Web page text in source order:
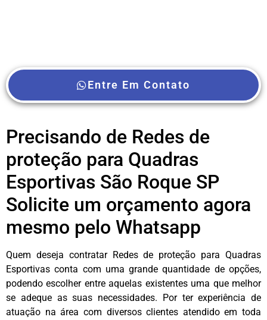
Entre Em Contato
Precisando de Redes de
proteção para Quadras
Esportivas São Roque SP
Solicite um orçamento agora
mesmo pelo Whatsapp
Quem deseja contratar Redes de proteção para Quadras
Esportivas conta com uma grande quantidade de opções,
podendo escolher entre aquelas existentes uma que melhor
se adeque as suas necessidades. Por ter experiência de
atuação na área com diversos clientes atendido em toda